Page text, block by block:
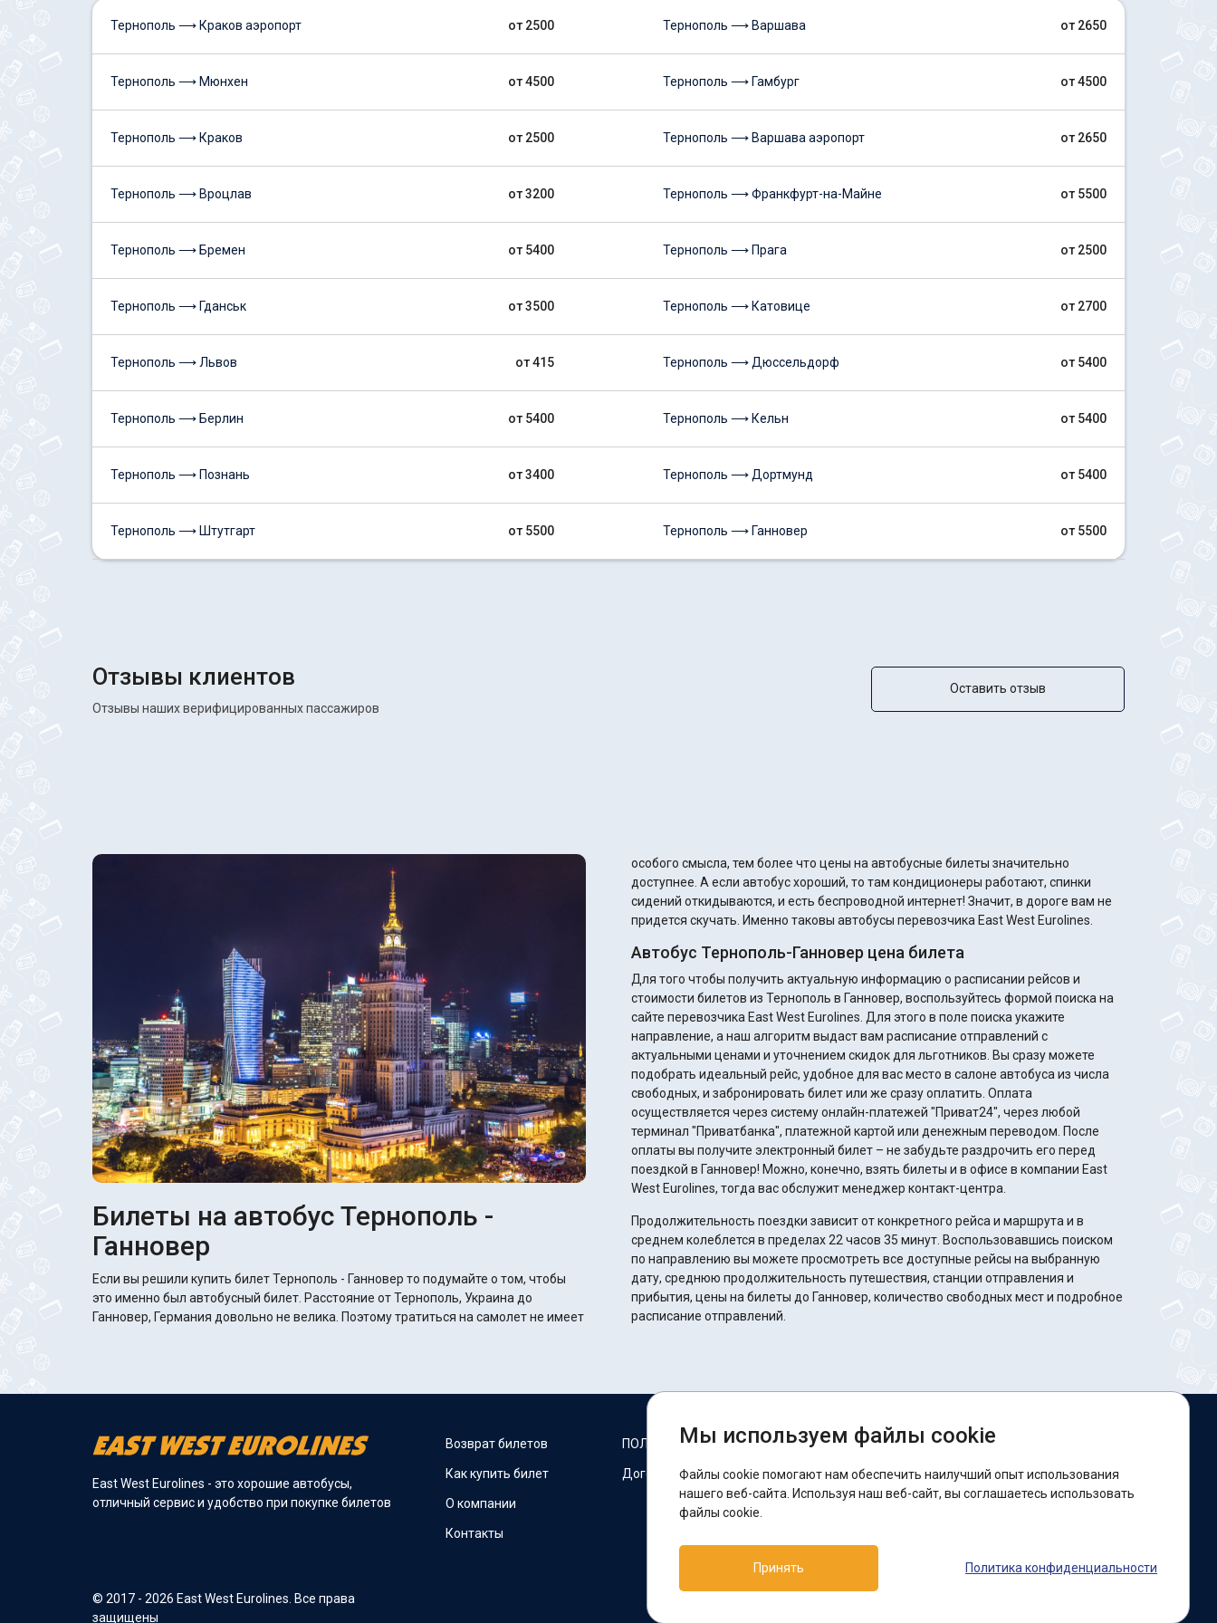
Тернополь ⟶ Краков аэропорт от 2500
Тернополь ⟶ Мюнхен от 4500
Тернополь ⟶ Краков от 2500
Тернополь ⟶ Вроцлав от 3200
Тернополь ⟶ Бремен от 5400
Тернополь ⟶ Гданськ от 3500
Тернополь ⟶ Львов от 415
Тернополь ⟶ Берлин от 5400
Тернополь ⟶ Познань от 3400
Тернополь ⟶ Штутгарт от 5500
Тернополь ⟶ Варшава от 2650
Тернополь ⟶ Гамбург от 4500
Тернополь ⟶ Варшава аэропорт от 2650
Тернополь ⟶ Франкфурт-на-Майне от 5500
Тернополь ⟶ Прага от 2500
Тернополь ⟶ Катовице от 2700
Тернополь ⟶ Дюссельдорф от 5400
Тернополь ⟶ Кельн от 5400
Тернополь ⟶ Дортмунд от 5400
Тернополь ⟶ Ганновер от 5500
Отзывы клиентов
Отзывы наших верифицированных пассажиров
Оставить отзыв
Билеты на автобус Тернополь -
Ганновер
Если вы решили купить билет Тернополь - Ганновер то подумайте о том, чтобы
это именно был автобусный билет. Расстояние от Тернополь, Украина до
Ганновер, Германия довольно не велика. Поэтому тратиться на самолет не имеет
особого смысла, тем более что цены на автобусные билеты значительно
доступнее. А если автобус хороший, то там кондиционеры работают, спинки
сидений откидываются, и есть беспроводной интернет! Значит, в дороге вам не
придется скучать. Именно таковы автобусы перевозчика East West Eurolines.
Автобус Тернополь-Ганновер цена билета
Для того чтобы получить актуальную информацию о расписании рейсов и
стоимости билетов из Тернополь в Ганновер, воспользуйтесь формой поиска на
сайте перевозчика East West Eurolines. Для этого в поле поиска укажите
направление, а наш алгоритм выдаст вам расписание отправлений с
актуальными ценами и уточнением скидок для льготников. Вы сразу можете
подобрать идеальный рейс, удобное для вас место в салоне автобуса из числа
свободных, и забронировать билет или же сразу оплатить. Оплата
осуществляется через систему онлайн-платежей "Приват24", через любой
терминал "Приватбанка", платежной картой или денежным переводом. После
оплаты вы получите электронный билет – не забудьте раздрочить его перед
поездкой в Ганновер! Можно, конечно, взять билеты и в офисе в компании East
West Eurolines, тогда вас обслужит менеджер контакт-центра.
Продолжительность поездки зависит от конкретного рейса и маршрута и в
среднем колеблется в пределах 22 часов 35 минут. Воспользовавшись поиском
по направлению вы можете просмотреть все доступные рейсы на выбранную
дату, среднюю продолжительность путешествия, станции отправления и
прибытия, цены на билеты до Ганновер, количество свободных мест и подробное
расписание отправлений.
East West Eurolines - это хорошие автобусы,
отличный сервис и удобство при покупке билетов
© 2017 - 2026 East West Eurolines. Все права
защищены
Возврат билетов
Как купить билет
О компании
Контакты
ПОЛИТИКА COOKIES
Договор оферты
Мы в соцсетях:
Facebook
Поддержка:
Telegram-бот
Мы используем файлы cookie
Файлы cookie помогают нам обеспечить наилучший опыт использования
нашего веб-сайта. Используя наш веб-сайт, вы соглашаетесь использовать
файлы cookie.
Принять Политика конфиденциальности